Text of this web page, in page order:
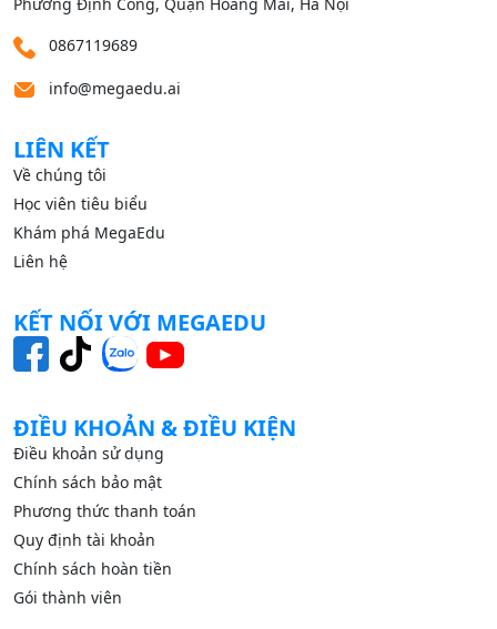
0867119689
info@megaedu.ai
LIÊN KẾT
Về chúng tôi
Học viên tiêu biểu
Khám phá MegaEdu
Liên hệ
KẾT NỐI VỚI MEGAEDU
ĐIỀU KHOẢN & ĐIỀU KIỆN
Điều khoản sử dụng
Chính sách bảo mật
Phương thức thanh toán
Quy định tài khoản
Chính sách hoàn tiền
Gói thành viên